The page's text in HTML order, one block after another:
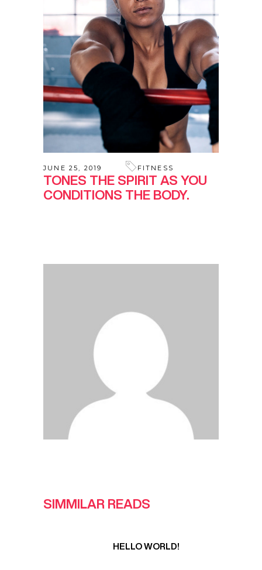
JUNE 25, 2019 FITNESS
TONES THE SPIRIT AS YOU
CONDITIONS THE BODY.
SIMMILAR READS
HELLO WORLD!